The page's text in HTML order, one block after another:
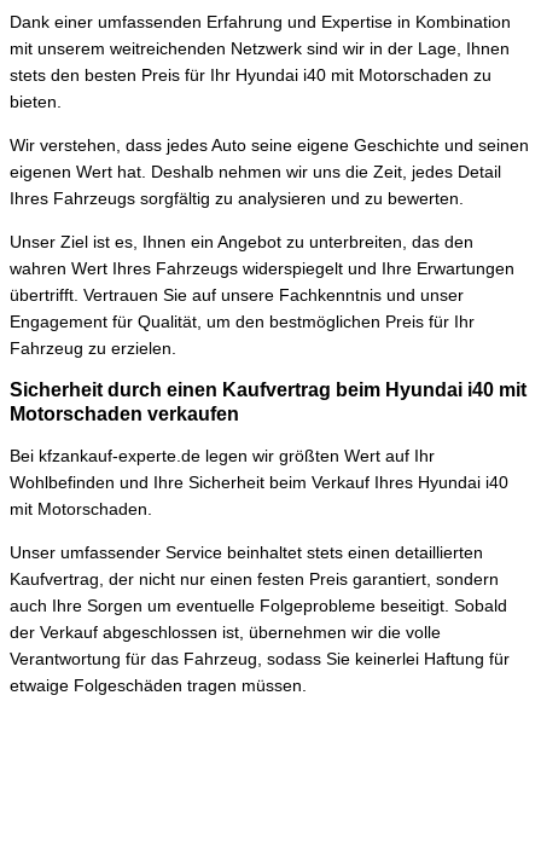
Dank einer umfassenden Erfahrung und Expertise in Kombination
mit unserem weitreichenden Netzwerk sind wir in der Lage, Ihnen
stets den besten Preis für Ihr Hyundai i40 mit Motorschaden zu
bieten.
Wir verstehen, dass jedes Auto seine eigene Geschichte und seinen
eigenen Wert hat. Deshalb nehmen wir uns die Zeit, jedes Detail
Ihres Fahrzeugs sorgfältig zu analysieren und zu bewerten.
Unser Ziel ist es, Ihnen ein Angebot zu unterbreiten, das den
wahren Wert Ihres Fahrzeugs widerspiegelt und Ihre Erwartungen
übertrifft. Vertrauen Sie auf unsere Fachkenntnis und unser
Engagement für Qualität, um den bestmöglichen Preis für Ihr
Fahrzeug zu erzielen.
Sicherheit durch einen Kaufvertrag beim Hyundai i40 mit
Motorschaden verkaufen
Bei kfzankauf-experte.de legen wir größten Wert auf Ihr
Wohlbefinden und Ihre Sicherheit beim Verkauf Ihres Hyundai i40
mit Motorschaden.
Unser umfassender Service beinhaltet stets einen detaillierten
Kaufvertrag, der nicht nur einen festen Preis garantiert, sondern
auch Ihre Sorgen um eventuelle Folgeprobleme beseitigt. Sobald
der Verkauf abgeschlossen ist, übernehmen wir die volle
Verantwortung für das Fahrzeug, sodass Sie keinerlei Haftung für
etwaige Folgeschäden tragen müssen.